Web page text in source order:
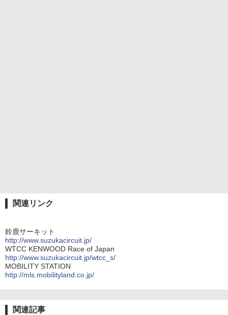
関連リンク
鈴鹿サーキット
http://www.suzukacircuit.jp/
WTCC KENWOOD Race of Japan
http://www.suzukacircuit.jp/wtcc_s/
MOBILITY STATION
http://mls.mobilityland.co.jp/
関連記事